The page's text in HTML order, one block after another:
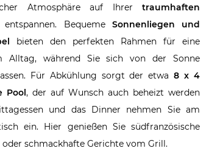
Atmosphäre auf Ihrer traumhaften
Bequeme Sonnenliegen und
bieten den perfekten Rahmen für eine
Alltag, während Sie sich von der Sonne
Für Abkühlung sorgt der etwa8 x 4
Pool, der auf Wunsch auch beheizt werden
und das Dinner nehmen Sie am
ein. Hier genießen Sie südfranzösische
oder schmackhafte Gerichte vom Grill.